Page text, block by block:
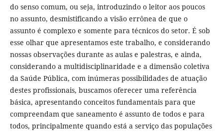
do senso comum, ou seja, introduzindo o leitor aos poucos
no assunto, desmistificando a visão errônea de que o
assunto é complexo e somente para técnicos do setor. É sob
esse olhar que apresentamos este trabalho, e considerando
nossas observações durante as aulas e palestras, e ainda,
considerando a multidisciplinaridade e a dimensão coletiva
da Saúde Pública, com inúmeras possibilidades de atuação
destes profissionais, buscamos oferecer uma referência
básica, apresentando conceitos fundamentais para que
compreendam que saneamento é assunto de todos e para
todos, principalmente quando está a serviço das populações